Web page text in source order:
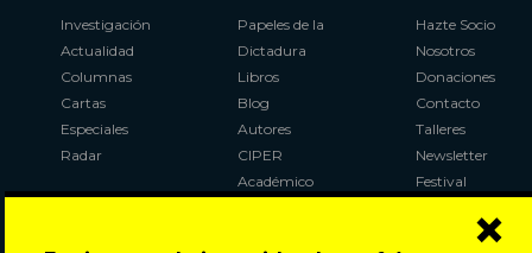
×
Investigación
Actualidad
Columnas
Cartas
Especiales
Radar
Papeles de la
Dictadura
Libros
Blog
Autores
CIPER
Académico
Hazte Socio
Nosotros
Donaciones
Contacto
Talleres
Newsletter
Festival